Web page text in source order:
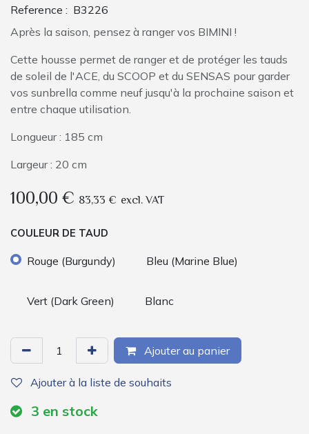
Reference : B3226
Après la saison, pensez à ranger vos BIMINI !
Cette housse permet de ranger et de protéger les tauds
de soleil de l'ACE, du SCOOP et du SENSAS pour garder
vos sunbrella comme neuf jusqu'à la prochaine saison et
entre chaque utilisation.
Longueur : 185 cm
Largeur : 20 cm
100,00€ 83,33 € excl. VAT
COULEUR DE TAUD
Rouge (Burgundy) Bleu (Marine Blue)
Vert (Dark Green) Blanc
Ajouter au panier
Ajouter à la liste de souhaits
3 en stock